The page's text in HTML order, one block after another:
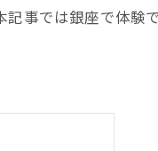
事では銀座で体験